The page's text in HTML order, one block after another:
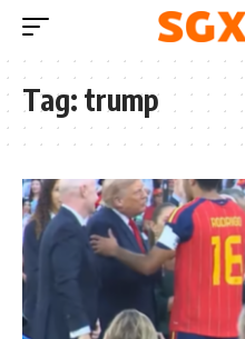
Tag: trump